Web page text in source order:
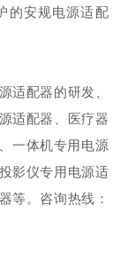
的安规电源适配
适配器的研发、
适配器、医疗器
一体机专用电源
影仪专用电源适
等。咨询热线：